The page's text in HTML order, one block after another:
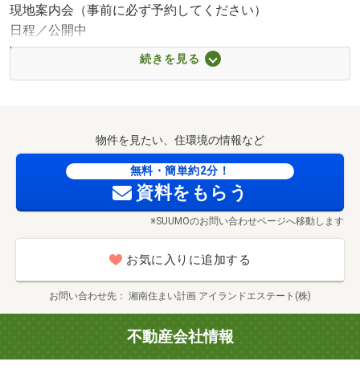
■【小学校】茅ヶ崎市立浜須賀小学校（約1101m・徒歩14
分）
■【幼稚園・保育園】茅ヶ崎市立浜須賀保育園（約626m・
■【病院】医療法人徳洲会茅ヶ崎徳洲会病院（約1600m・
徒歩20分）
現地案内会（事前に必ず予約してください）
日程／公開中
時間／10:00～17:00
平日の見学希望もお気軽にお問合せください！
◎現地／内覧（１５分～）
◎希望条件のご相談（２０分～）
◎住宅ローンシミュレーション・資金計画のご相談（２０
分～）
☆大好評！『湘南住まい計画』無料ローン相談会も随時実
続きを見る
物件を見たい、住環境の情報など
無料・簡単約2分！
資料をもらう
※SUUMOのお問い合わせページへ移動します
お気に入りに追加する
お問い合わせ先 湘南住まい計画 アイランドエステート(株)
不動産会社情報